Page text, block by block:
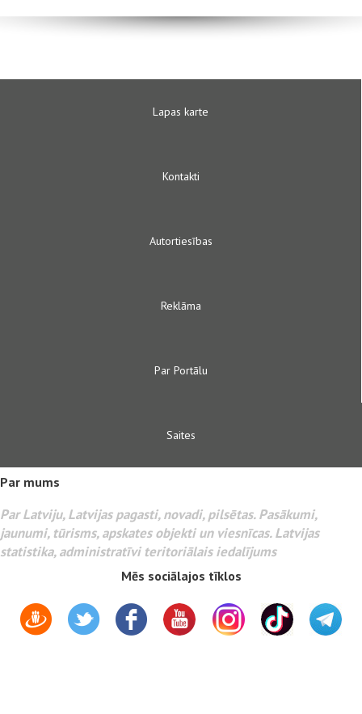
Lapas karte
Kontakti
Autortiesības
Reklāma
Par Portālu
Saites
Par mums
Par Latviju, Latvijas pagasti, novadi, pilsētas. Pasākumi,
jaunumi, tūrisms, apskates objekti un viesnīcas. Latvijas
statistika, administratīvi teritoriālais iedalījums
Mēs sociālajos tīklos